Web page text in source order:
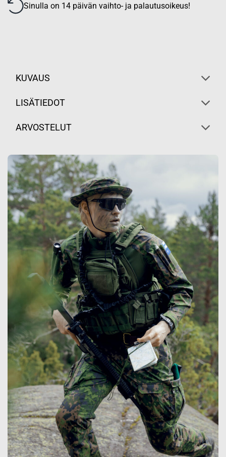
Sinulla on 14 päivän vaihto- ja palautusoikeus!
KUVAUS
LISÄTIEDOT
ARVOSTELUT